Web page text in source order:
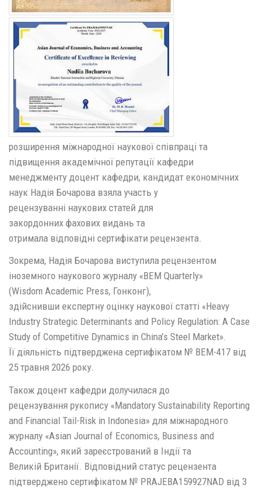
розширення міжнародної наукової співпраці та
підвищення академічної репутації кафедри
менеджменту доцент кафедри, кандидат економічних
наук Надія Бочарова взяла участь у
рецензуванні наукових статей для
закордонних фахових видань та
отримала відповідні сертифікати рецензента.
Зокрема, Надія Бочарова виступила рецензентом
іноземного наукового журналу «BEM Quarterly»
(Wisdom Academic Press, Гонконг),
здійснивши експертну оцінку наукової статті «Heavy
Industry Strategic Determinants and Policy Regulation: A Case
Study of Competitive Dynamics in China’s Steel Market».
Її діяльність підтверджена сертифікатом № BEM-417 від
25 травня 2026 року.
Також доцент кафедри долучилася до
рецензування рукопису «Mandatory Sustainability Reporting
and Financial Tail-Risk in Indonesia» для міжнародного
журналу «Asian Journal of Economics, Business and
Accounting», який зареєстрований в Індії та
Великій Британії. Відповідний статус рецензента
підтверджено сертифікатом № PRAJEBA159927NAD від 3